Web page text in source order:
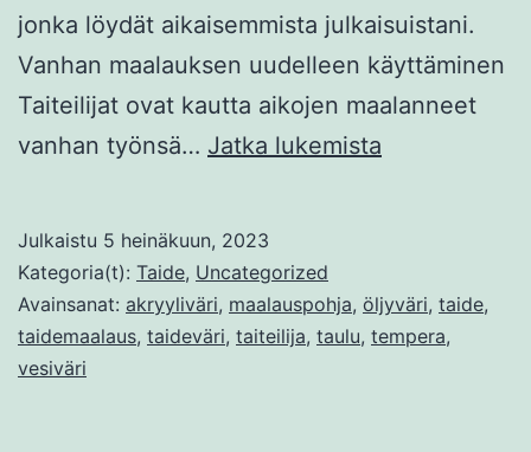
jonka löydät aikaisemmista julkaisuistani.
Vanhan maalauksen uudelleen käyttäminen
Taiteilijat ovat kautta aikojen maalanneet
vanhan työnsä… Jatka lukemista
Julkaistu 5 heinäkuun, 2023
Kategoria(t): Taide, Uncategorized
Avainsanat: akryyliväri, maalauspohja, öljyväri, taide,
taidemaalaus, taideväri, taiteilija, taulu, tempera,
vesiväri